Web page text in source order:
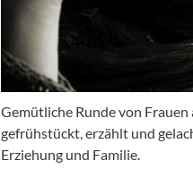
Gemütliche Runde von
gefrühstückt, erzählt und
Erziehung und Familie.